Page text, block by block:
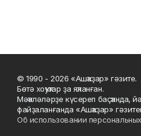
© 1990 - 2026 «Ашҡаҙар» гәзите.
Бөтә хоҡуҡтар ҙа яҡланған.
Мәҡәләләрҙе күсереп баҫҡанда,
файҙаланғанда «Ашҡаҙар»
Об использовании